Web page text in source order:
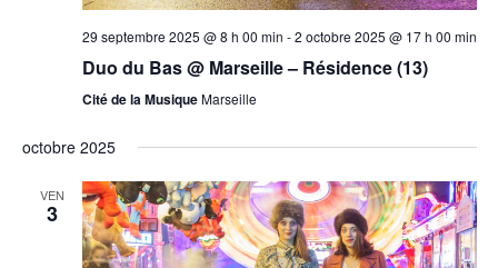
29 septembre 2025 @ 8 h 00 min -2 octobre 2025 @ 17 h 00 min
Duo du Bas @ Marseille – Résidence (13)
Cité de la MusiqueMarseille
octobre 2025
VEN
3